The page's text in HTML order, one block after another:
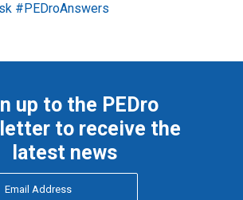
#PEDroAnswers
up to the PEDro
to receive the
latest news